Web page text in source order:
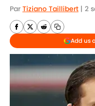
Par Tiziano Taillibert | 2
Add us